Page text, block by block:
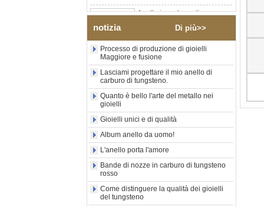
Anello in carburo di
tungsteno argento lucido da
8 mm all'ingrosso di fabbrica,
inserto centrale in opale blu
schiacciato con striscia
sintetica in malachite, fede
nuziale da uomo con
incisione laser interna
personalizzata OEM ODM
fornitura in serie
tungsteno con sigillo
quadrato nero lucido
all'ingrosso di fabbrica,
intarsio in legno con motivo a
croce in conchiglia di
abalone, anello di
dichiarazione religiosa da
uomo Incisione interna
personalizzata OEM ODM
Fornitura all'
notizia Di più>>
Processo di produzione di gioielli
Maggiore e fusione
Lasciami progettare il mio anello di
carburo di tungsteno.
Quanto è bello l'arte del metallo nei
gioielli
Gioielli unici e di qualità
Album anello da uomo!
L'anello porta l'amore
Bande di nozze in carburo di tungsteno
rosso
Come distinguere la qualità dei gioielli
del tungsteno